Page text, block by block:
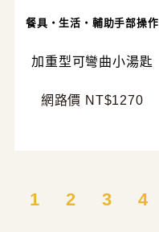
餐具・生活・輔助手部操作
加重型可彎曲小湯匙
網路價 NT$1270
1 2 3 4